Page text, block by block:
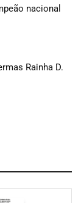
nacional
Rainha D.